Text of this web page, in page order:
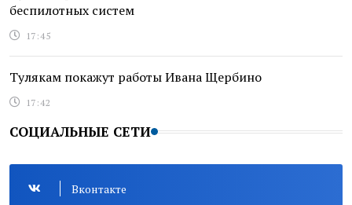
беспилотных систем
17:45
Тулякам покажут работы Ивана Щербино
17:42
СОЦИАЛЬНЫЕ СЕТИ
Вконтакте